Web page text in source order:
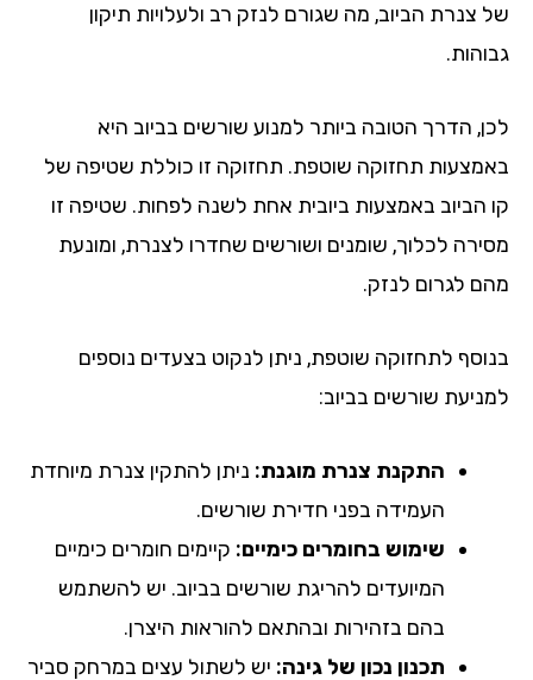
צנרת הביוב, מה שגורם לנזק רב ולעלויות תיקון
הדרך הטובה ביותר למנוע שורשים בביוב היא
תחזוקה שוטפת. תחזוקה זו כוללת שטיפה של
הביוב באמצעות ביובית אחת לשנה לפחות. שטיפה זו
לכלוך, שומנים ושורשים שחדרו לצנרת, ומונעת
לגרום לנזק.
לתחזוקה שוטפת, ניתן לנקוט בצעדים נוספים
שורשים בביוב:
התקנת צנרת מוגנת:ניתן להתקין צנרת מיוחדת
העמידה בפני חדירת שורשים.
שימוש בחומרים כימיים:קיימים חומרים כימיים
המיועדים להריגת שורשים בביוב. יש להשתמש
בהם בזהירות ובהתאם להוראות היצרן.
תכנון נכון של גינה:יש לשתול עצים במרחק סביר